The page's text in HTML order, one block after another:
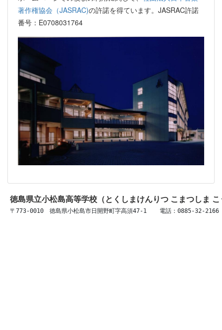
著作権協会（JASRAC)の許諾を得ています。JASRAC許諾
番号：E0708031764
徳島県立小松島高等学校（とくしまけんりつ こまつしま
〒773-0010　徳島県小松島市日開野町字高須47-1 　 電話：0885-32-2166